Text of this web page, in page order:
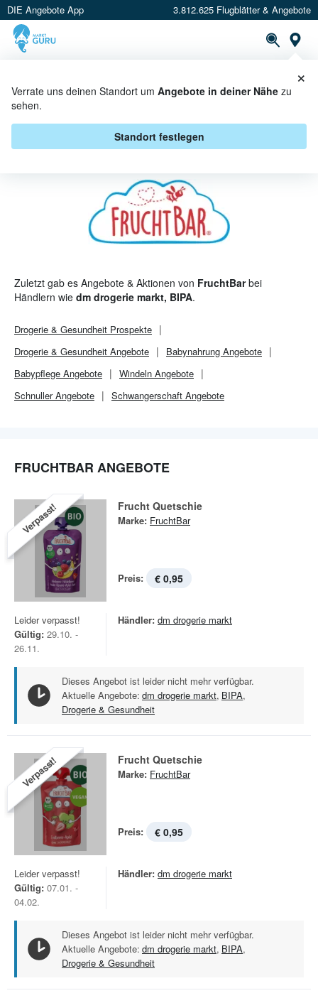
DIE Angebote App 3.812.625 Flugblätter & Angebote
Verrate uns deinen Standort um Angebote in deiner Nähe zu
sehen.
Standort festlegen
×
FRUCHTBAR ANGEBOTE &
Zuletzt gab es Angebote & Aktionen von FruchtBarbei
Händlern wie dm drogerie markt, BIPA.
Drogerie & Gesundheit Prospekte
Drogerie & Gesundheit Angebote
Babynahrung Angebote
Babypflege Angebote
Windeln Angebote
Schnuller Angebote
Schwangerschaft Angebote
FRUCHTBAR ANGEBOTE
Verpasst! Frucht Quetschie
Marke: FruchtBar
Preis: € 0,95
Leider verpasst!
Gültig: 29.10. -
26.11.
Händler: dm drogerie markt
Dieses Angebot ist leider nicht mehr verfügbar.
Aktuelle Angebote: dm drogerie markt, BIPA,
Drogerie & Gesundheit
Verpasst! Frucht Quetschie
Marke: FruchtBar
Preis: € 0,95
Leider verpasst!
Gültig: 07.01. -
04.02.
Händler: dm drogerie markt
Dieses Angebot ist leider nicht mehr verfügbar.
Aktuelle Angebote: dm drogerie markt, BIPA,
Drogerie & Gesundheit